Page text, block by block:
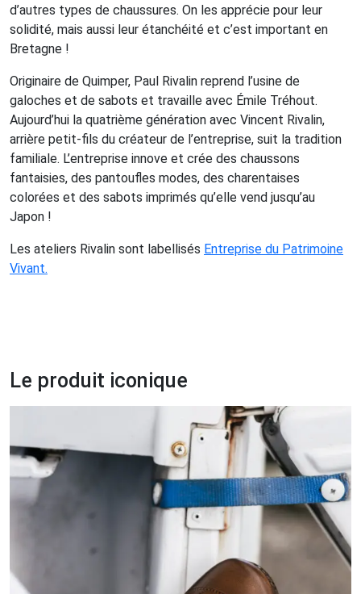
d’autres types de chaussures. On les apprécie pour leur
solidité, mais aussi leur étanchéité et c’est important en
Bretagne !
Originaire de Quimper, Paul Rivalin reprend l’usine de
galoches et de sabots et travaille avec Émile Tréhout.
Aujourd’hui la quatrième génération avec Vincent Rivalin,
arrière petit-fils du créateur de l’entreprise, suit la tradition
familiale. L’entreprise innove et crée des chaussons
fantaisies, des pantoufles modes, des charentaises
colorées et des sabots imprimés qu’elle vend jusqu’au
Japon !
Les ateliers Rivalin sont labellisés Entreprise du Patrimoine
Vivant.
Le produit iconique